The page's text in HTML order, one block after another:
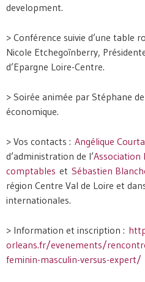
development.
> Conférence suivie d’une table
Nicole Etchegoïnberry,
d’Epargne Loire-Centre.
> Soirée animée par Stéphane
économique.
> Vos contacts : Angélique
d’administration de l’Association
comptables et Sébastien
région Centre Val de Loire et
internationales.
> Information et inscription :
orleans.fr/evenements/
feminin-masculin-versus-expert/